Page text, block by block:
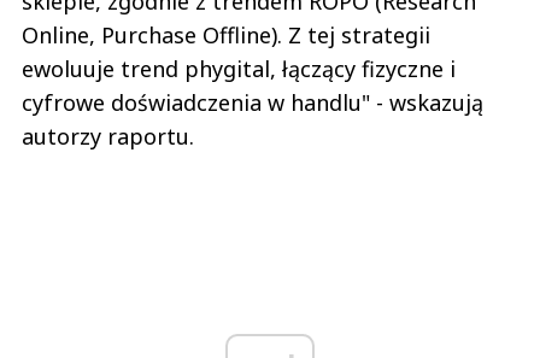
Online, Purchase Offline). Z tej strategii
ewoluuje trend phygital, łączący fizyczne i
cyfrowe doświadczenia w handlu" - wskazują
autorzy raportu.